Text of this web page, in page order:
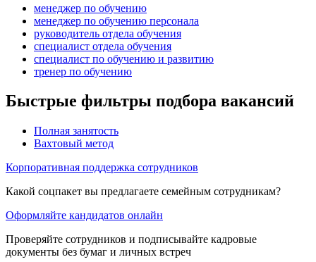
менеджер по обучению
менеджер по обучению персонала
руководитель отдела обучения
специалист отдела обучения
специалист по обучению и развитию
тренер по обучению
Быстрые фильтры подбора вакансий
Полная занятость
Вахтовый метод
Корпоративная поддержка сотрудников
Какой соцпакет вы предлагаете семейным сотрудникам?
Оформляйте кандидатов онлайн
Проверяйте сотрудников и подписывайте кадровые
документы без бумаг и личных встреч